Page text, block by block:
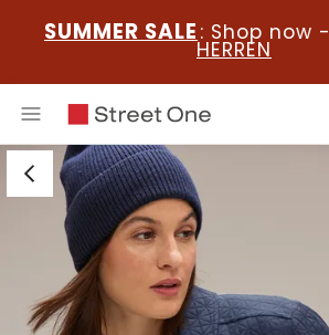
SUMMER SALE : Shop now -
HERREN